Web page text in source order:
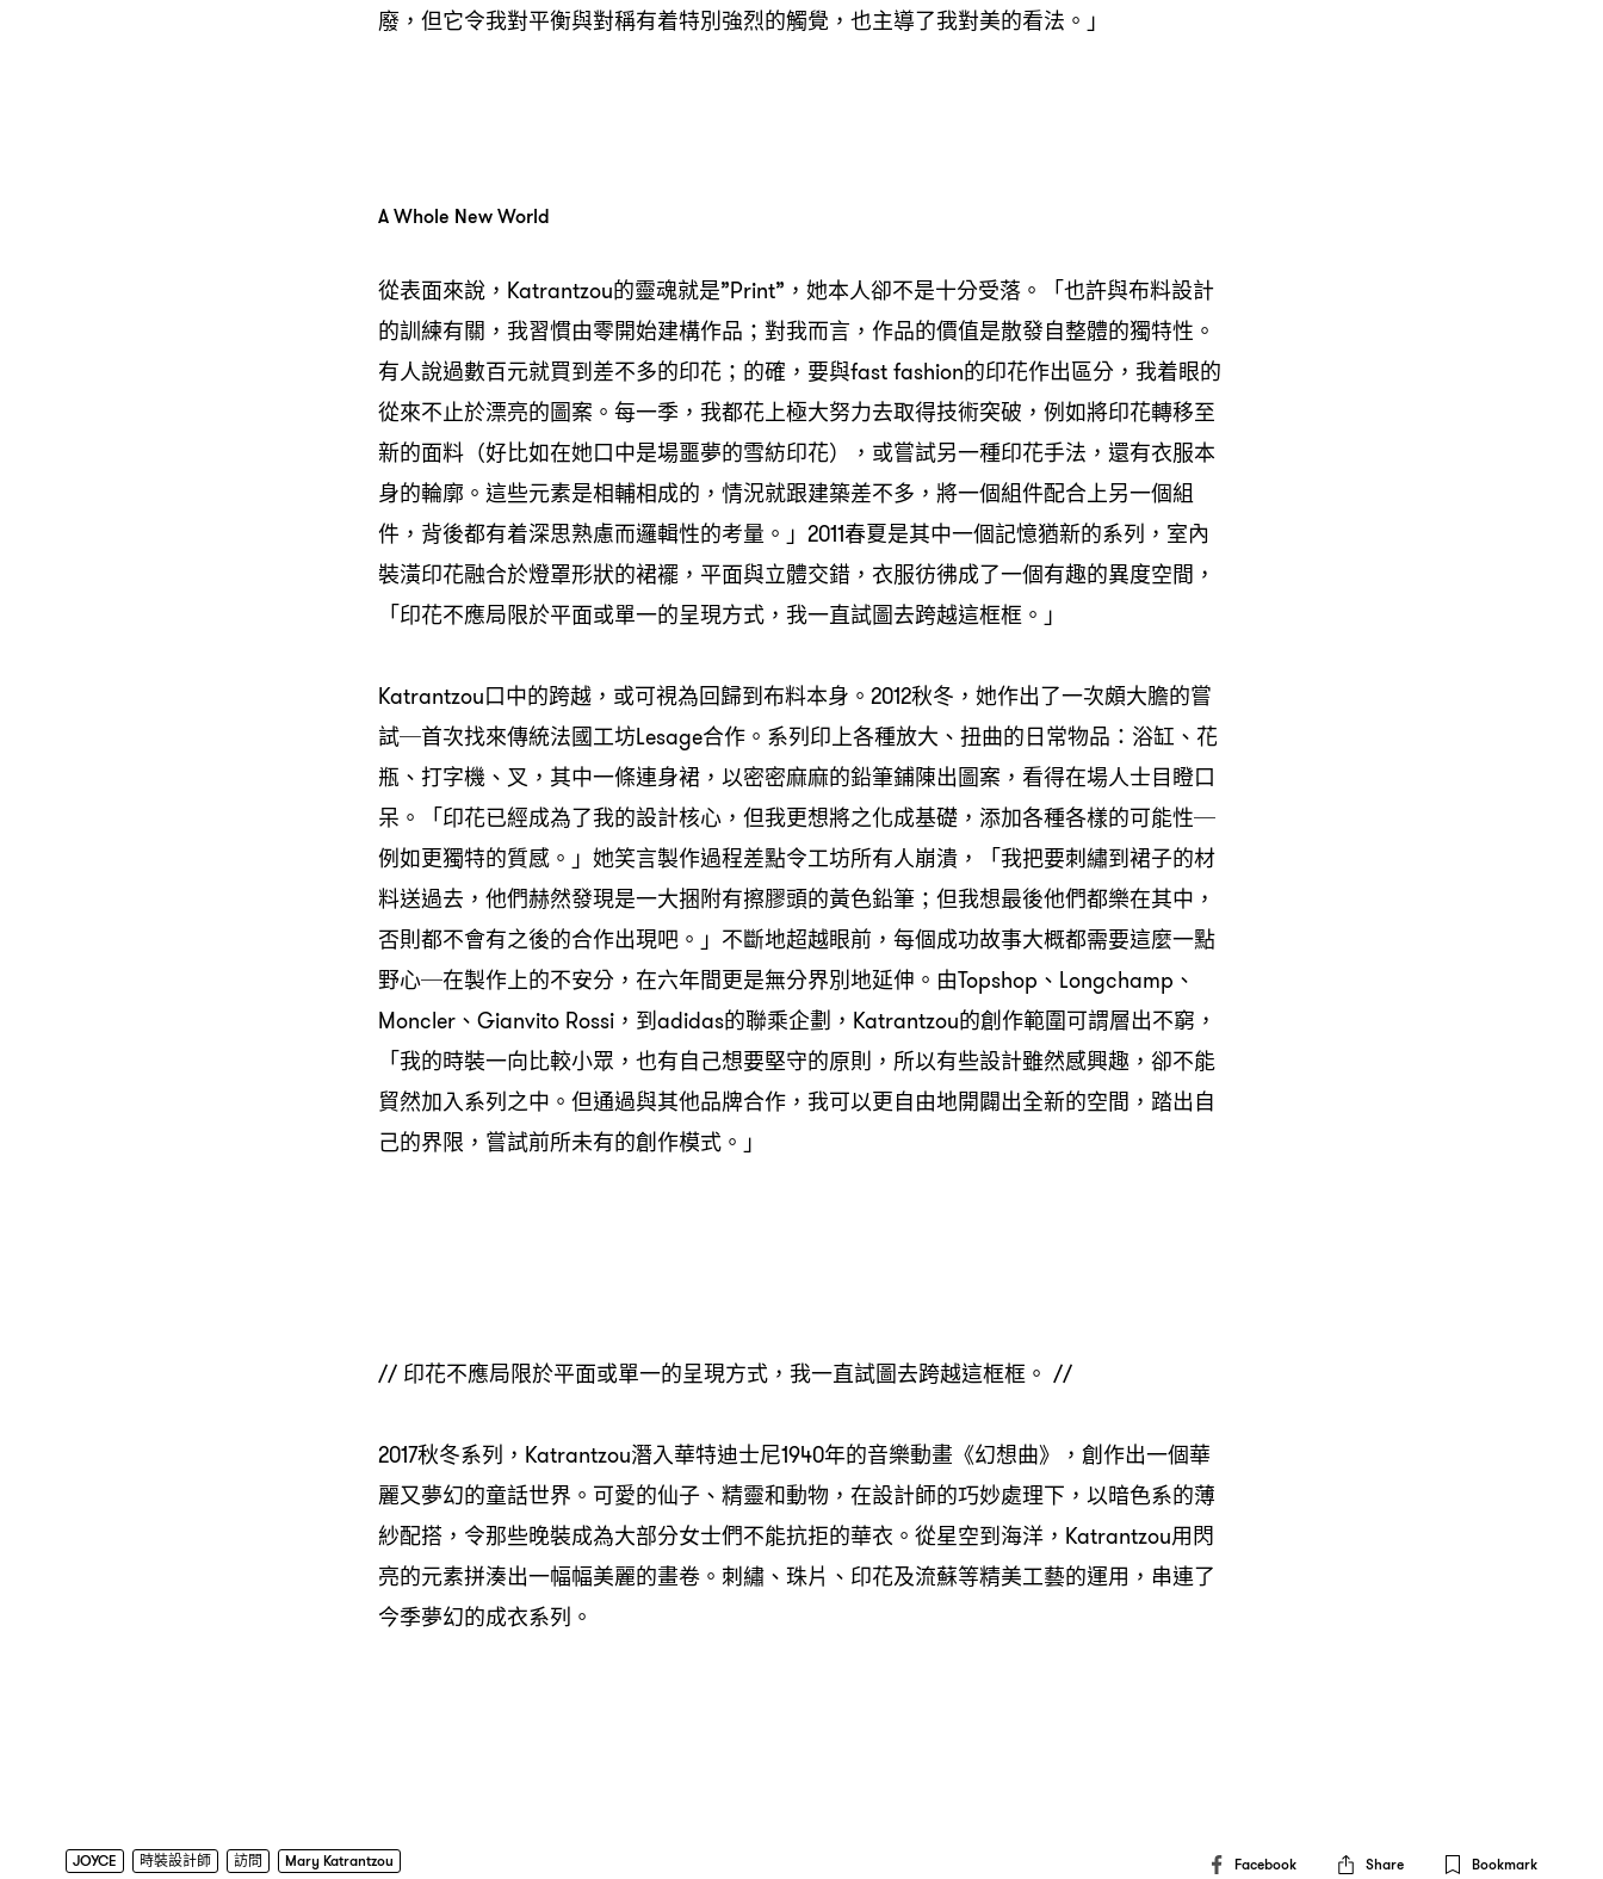
廢，但它令我對平衡與對稱有着特別強烈的觸覺，也主導了我對美的看法。」
A Whole New World
從表面來說，Katrantzou的靈魂就是”Print”，她本人卻不是十分受落。「也許與布料設計
的訓練有關，我習慣由零開始建構作品；對我而言，作品的價值是散發自整體的獨特性。
有人說過數百元就買到差不多的印花；的確，要與fast fashion的印花作出區分，我着眼的
從來不止於漂亮的圖案。每一季，我都花上極大努力去取得技術突破，例如將印花轉移至
新的面料（好比如在她口中是場噩夢的雪紡印花），或嘗試另一種印花手法，還有衣服本
身的輪廓。這些元素是相輔相成的，情況就跟建築差不多，將一個組件配合上另一個組
件，背後都有着深思熟慮而邏輯性的考量。」2011春夏是其中一個記憶猶新的系列，室內
裝潢印花融合於燈罩形狀的裙襬，平面與立體交錯，衣服彷彿成了一個有趣的異度空間，
「印花不應局限於平面或單一的呈現方式，我一直試圖去跨越這框框。」
Katrantzou口中的跨越，或可視為回歸到布料本身。2012秋冬，她作出了一次頗大膽的嘗
試─首次找來傳統法國工坊Lesage合作。系列印上各種放大、扭曲的日常物品：浴缸、花
瓶、打字機、叉，其中一條連身裙，以密密麻麻的鉛筆鋪陳出圖案，看得在場人士目瞪口
呆。「印花已經成為了我的設計核心，但我更想將之化成基礎，添加各種各樣的可能性─
例如更獨特的質感。」她笑言製作過程差點令工坊所有人崩潰，「我把要刺繡到裙子的材
料送過去，他們赫然發現是一大捆附有擦膠頭的黃色鉛筆；但我想最後他們都樂在其中，
否則都不會有之後的合作出現吧。」不斷地超越眼前，每個成功故事大概都需要這麼一點
野心─在製作上的不安分，在六年間更是無分界別地延伸。由Topshop、Longchamp、
Moncler、Gianvito Rossi，到adidas的聯乘企劃，Katrantzou的創作範圍可謂層出不窮，
「我的時裝一向比較小眾，也有自己想要堅守的原則，所以有些設計雖然感興趣，卻不能
貿然加入系列之中。但通過與其他品牌合作，我可以更自由地開闢出全新的空間，踏出自
己的界限，嘗試前所未有的創作模式。」
// 印花不應局限於平面或單一的呈現方式，我一直試圖去跨越這框框。 //
2017秋冬系列，Katrantzou潛入華特迪士尼1940年的音樂動畫《幻想曲》，創作出一個華
麗又夢幻的童話世界。可愛的仙子、精靈和動物，在設計師的巧妙處理下，以暗色系的薄
紗配搭，令那些晚裝成為大部分女士們不能抗拒的華衣。從星空到海洋，Katrantzou用閃
亮的元素拼湊出一幅幅美麗的畫卷。刺繡、珠片、印花及流蘇等精美工藝的運用，串連了
今季夢幻的成衣系列。
JOYCE 時裝設計師 訪問 Mary Katrantzou Facebook Share Bookmark